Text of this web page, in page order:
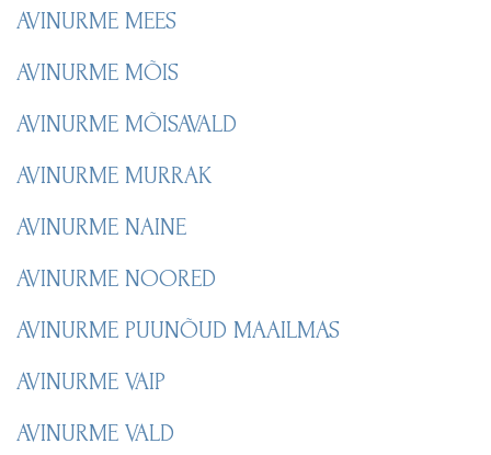
AVINURME MEES
AVINURME MÕIS
AVINURME MÕISAVALD
AVINURME MURRAK
AVINURME NAINE
AVINURME NOORED
AVINURME PUUNÕUD MAAILMAS
AVINURME VAIP
AVINURME VALD